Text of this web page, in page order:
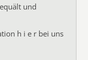
und
h i e r bei uns